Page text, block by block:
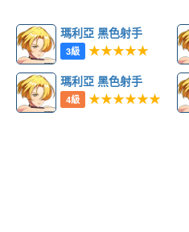
瑪利亞 黑色射手
3級 ★★★★★
瑪利亞 黑色射手
4級 ★★★★★★